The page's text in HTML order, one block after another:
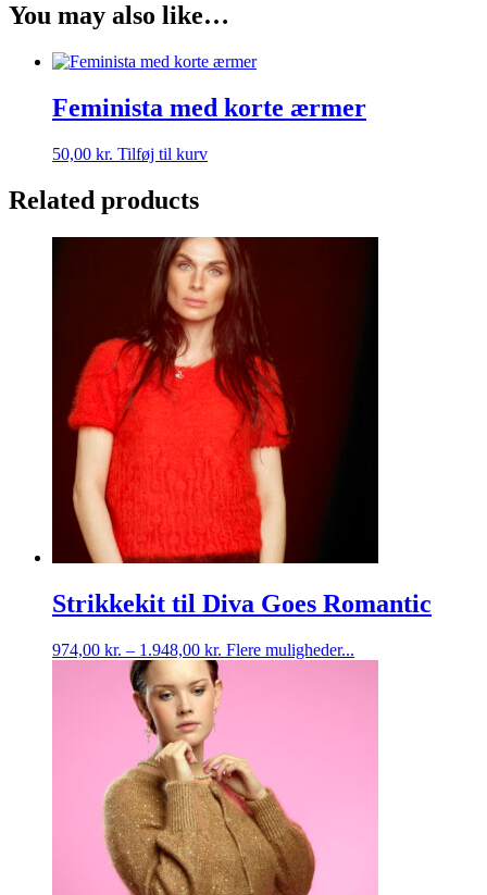
You may also like…
Feminista med korte ærmer
50,00 kr. Tilføj til kurv
Related products
Strikkekit til Diva Goes Romantic
974,00 kr. – 1.948,00 kr. Flere muligheder...